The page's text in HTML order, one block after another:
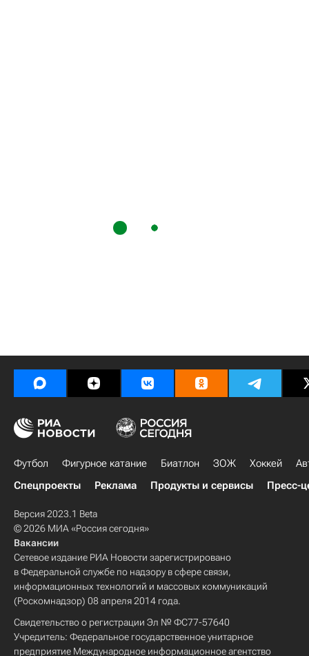
Футбол Фигурное катание Биатлон ЗОЖ Хоккей
Спецпроекты
Реклама Продукты и сервисы Пресс-
Версия 2023.1 Beta
© 2026 МИА «Россия сегодня»
Вакансии
Сетевое издание РИА Новости зарегистрировано
в Федеральной службе по надзору в сфере связи,
информационных технологий и массовых коммуникаций
(Роскомнадзор) 08 апреля 2014 года.
Свидетельство о регистрации Эл № ФС77-57640
Учредитель: Федеральное государственное унитарное
предприятие Международное информационное агентство